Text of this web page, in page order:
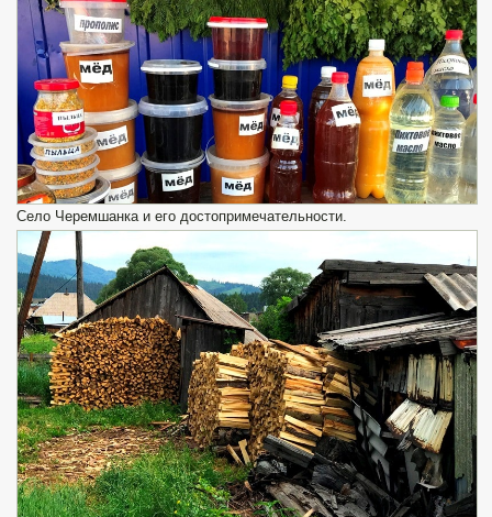
Село Черемшанка и его достопримечательности.